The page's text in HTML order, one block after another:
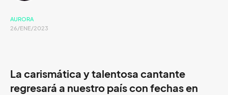
AURORA
26/ENE/2023
La carismática y talentosa cantante
regresará a nuestro país con fechas en